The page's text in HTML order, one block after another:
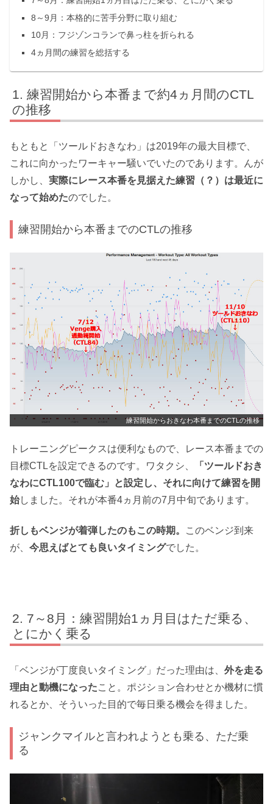
8～9月：本格的に苦手分野に取り組む
10月：フジゾンコランで鼻っ柱を折られる
4ヵ月間の練習を総括する
練習開始から本番まで約4ヵ月間のCTL
の推移
もともと「ツールドおきなわ」は2019年の最大目標で、
これに向かったワーキャー騒いでいたのであります。んが
しかし、 実際にレース本番を見据えた練習（？）は最近に
なって始めたのでした。
練習開始から本番までのCTLの推移
練習開始からおきなわ本番までのCTLの推移
トレーニングピークスは便利なもので、レース本番までの
目標CTLを設定できるのです。ワタクシ、
「ツールドおき
なわにCTL100で臨む」と設定し、それに向けて練習を開
始しました。それが本番4ヵ月前の7月中旬であります。
折しもベンジが着弾したのもこの時期。
このベンジ到来
が、 今思えばとても良いタイミングでした。
7～8月：練習開始1ヵ月目はただ乗る、
とにかく乗る
「ベンジが丁度良いタイミング」だった理由は、 外を走る
理由と動機になったこと。ポジション合わせとか機材に慣
れるとか、そういった目的で毎日乗る機会を得ました。
ジャンクマイルと言われようとも乗る、ただ乗
る